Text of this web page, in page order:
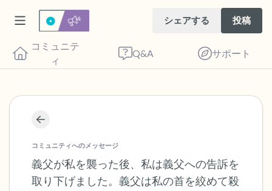
シェアする 投稿
コミュニテ
ィ
Q&A サポート
コミュニティへのメッセージ
義父が私を襲った後、私は義父への告訴を
取り下げました。義父は私の首を絞めて殺
座り心地の良い場所を見つけてください。
目を軽く閉じて、深呼吸を数回します。鼻
から息を吸い（3つ数え）、口から息を吐
きます（3つ数え）。さあ、目を開けて周